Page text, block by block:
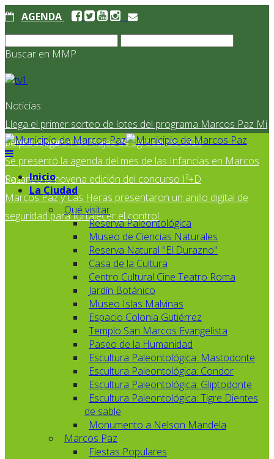
AGENDA
Buscar en MMP
Noticias:
Llega el primer sorteo de lotes del programa Marcos Paz Mi
Primer Hogar
Se presentaron los Viajes de Egresados 2026
Se presentó la agenda del mes de las Infancias en Marcos
Paz
Se lanzó la novena edición del concurso I²+D
Marcos Paz y Las Heras presentaron un anillo digital de
seguridad para fortalecer el control
Inicio
La Ciudad
Qué visitar
Reserva Paleontológica
Museo de Ciencias Naturales
Reserva Natural "El Durazno"
Casa de la Cultura
Centro Cultural Cine Teatro Roma
Jardín Botánico
Museo Islas Malvinas
Espacio Colonia Gutiérrez
Templo San Marcos Evangelista
Paseo de la Humanidad
Escultura Paleontológica: Mastodonte
Escultura Paleontológica: Condor
Escultura Paleontológica: Gliptodonte
Escultura Paleontológica: Tigre Dientes
de sable
Monumento a Nelson Mandela
Marcos Paz
Fiestas Populares